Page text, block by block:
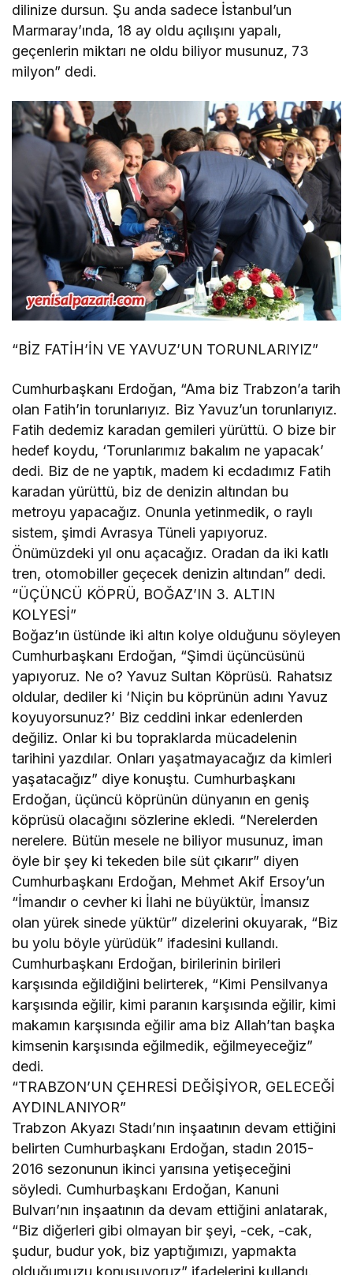
dilinize dursun. Şu anda sadece İstanbul’un
Marmaray’ında, 18 ay oldu açılışını yapalı,
geçenlerin miktarı ne oldu biliyor musunuz, 73
milyon” dedi.
“BİZ FATİH’İN VE YAVUZ’UN TORUNLARIYIZ”
Cumhurbaşkanı Erdoğan, “Ama biz Trabzon’a tarih
olan Fatih’in torunlarıyız. Biz Yavuz’un torunlarıyız.
Fatih dedemiz karadan gemileri yürüttü. O bize bir
hedef koydu, ‘Torunlarımız bakalım ne yapacak’
dedi. Biz de ne yaptık, madem ki ecdadımız Fatih
karadan yürüttü, biz de denizin altından bu
metroyu yapacağız. Onunla yetinmedik, o raylı
sistem, şimdi Avrasya Tüneli yapıyoruz.
Önümüzdeki yıl onu açacağız. Oradan da iki katlı
tren, otomobiller geçecek denizin altından” dedi.
“ÜÇÜNCÜ KÖPRÜ, BOĞAZ’IN 3. ALTIN
KOLYESİ”
Boğaz’ın üstünde iki altın kolye olduğunu söyleyen
Cumhurbaşkanı Erdoğan, “Şimdi üçüncüsünü
yapıyoruz. Ne o? Yavuz Sultan Köprüsü. Rahatsız
oldular, dediler ki ‘Niçin bu köprünün adını Yavuz
koyuyorsunuz?’ Biz ceddini inkar edenlerden
değiliz. Onlar ki bu topraklarda mücadelenin
tarihini yazdılar. Onları yaşatmayacağız da kimleri
yaşatacağız” diye konuştu. Cumhurbaşkanı
Erdoğan, üçüncü köprünün dünyanın en geniş
köprüsü olacağını sözlerine ekledi. “Nerelerden
nerelere. Bütün mesele ne biliyor musunuz, iman
öyle bir şey ki tekeden bile süt çıkarır” diyen
Cumhurbaşkanı Erdoğan, Mehmet Akif Ersoy’un
“İmandır o cevher ki İlahi ne büyüktür, İmansız
olan yürek sinede yüktür” dizelerini okuyarak, “Biz
bu yolu böyle yürüdük” ifadesini kullandı.
Cumhurbaşkanı Erdoğan, birilerinin birileri
karşısında eğildiğini belirterek, “Kimi Pensilvanya
karşısında eğilir, kimi paranın karşısında eğilir, kimi
makamın karşısında eğilir ama biz Allah’tan başka
kimsenin karşısında eğilmedik, eğilmeyeceğiz”
dedi.
“TRABZON’UN ÇEHRESİ DEĞİŞİYOR, GELECEĞİ
AYDINLANIYOR”
Trabzon Akyazı Stadı’nın inşaatının devam ettiğini
belirten Cumhurbaşkanı Erdoğan, stadın 2015-
2016 sezonunun ikinci yarısına yetişeceğini
söyledi. Cumhurbaşkanı Erdoğan, Kanuni
Bulvarı’nın inşaatının da devam ettiğini anlatarak,
“Biz diğerleri gibi olmayan bir şeyi, -cek, -cak,
şudur, budur yok, biz yaptığımızı, yapmakta